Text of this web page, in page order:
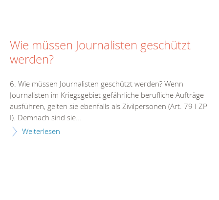
Wie müssen Journalisten geschützt
werden?
6. Wie müssen Journalisten geschützt werden? Wenn
Journalisten im Kriegsgebiet gefährliche berufliche Aufträge
ausführen, gelten sie ebenfalls als Zivilpersonen (Art. 79 I ZP
I). Demnach sind sie...
Weiterlesen